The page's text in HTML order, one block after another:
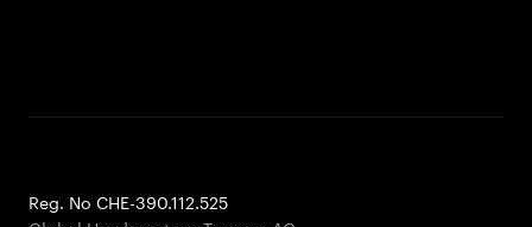
Reg. No CHE-390.112.525